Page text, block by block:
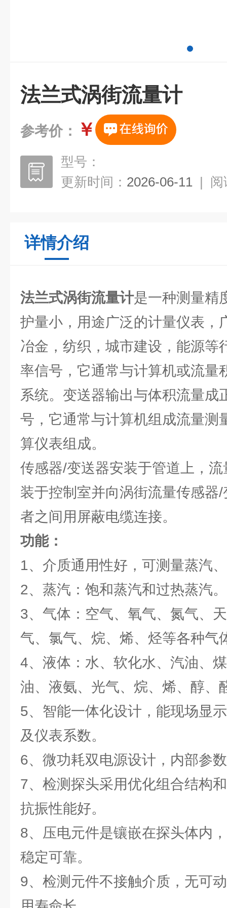
法兰式涡街流量计
参考价： ￥
型号：
更新时间： 2026-06-11 | 阅
详情介绍
法兰式涡街流量计是一种测量精
护量小，用途广泛的计量仪表，
冶金，纺织，城市建设，能源等
率信号，它通常与计算机或流量
系统。变送器输出与体积流量成
号，它通常与计算机组成流量测
算仪表组成。
传感器/变送器安装于管道上，
装于控制室并向涡街流量传感器
者之间用屏蔽电缆连接。
功能：
1、介质通用性好，可测量蒸汽
2、蒸汽：饱和蒸汽和过热蒸汽。
3、气体：空气、氧气、氮气、
气、氯气、烷、烯、烃等各种气
4、液体：水、软化水、汽油、
油、液氨、光气、烷、烯、醇、
5、智能一体化设计，能现场显
及仪表系数。
6、微功耗双电源设计，内部参
7、检测探头采用优化组合结构
抗振性能好。
8、压电元件是镶嵌在探头体内
稳定可靠。
9、检测元件不接触介质，无可